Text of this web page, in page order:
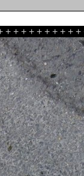
+ + + + + + + + + +